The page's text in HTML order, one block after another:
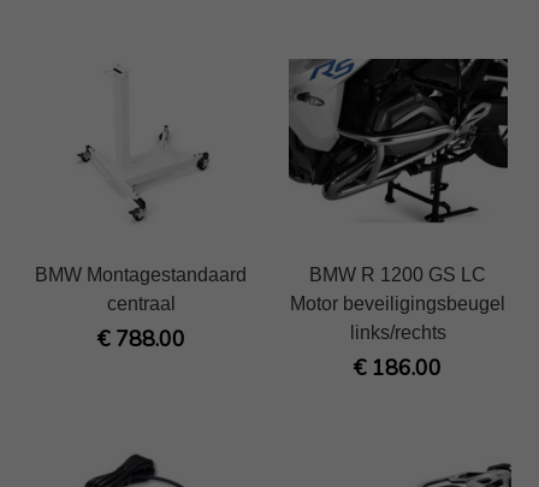
BMW Montagestandaard
centraal
€ 788.00
BMW R 1200 GS LC
Motor beveiligingsbeugel
links/rechts
€ 186.00